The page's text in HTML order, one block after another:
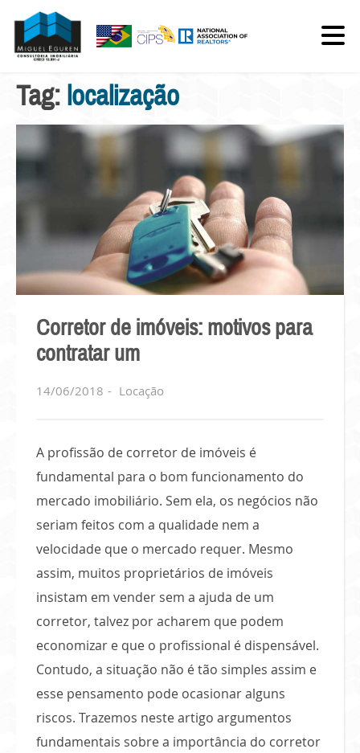
Tag: localização
Corretor de imóveis: motivos para
contratar um
14/06/2018 Locação
A profissão de corretor de imóveis é
fundamental para o bom funcionamento do
mercado imobiliário. Sem ela, os negócios não
seriam feitos com a qualidade nem a
velocidade que o mercado requer. Mesmo
assim, muitos proprietários de imóveis
insistam em vender sem a ajuda de um
corretor, talvez por acharem que podem
economizar e que o profissional é dispensável.
Contudo, a situação não é tão simples assim e
esse pensamento pode ocasionar alguns
riscos. Trazemos neste artigo argumentos
fundamentais sobre a importância do corretor